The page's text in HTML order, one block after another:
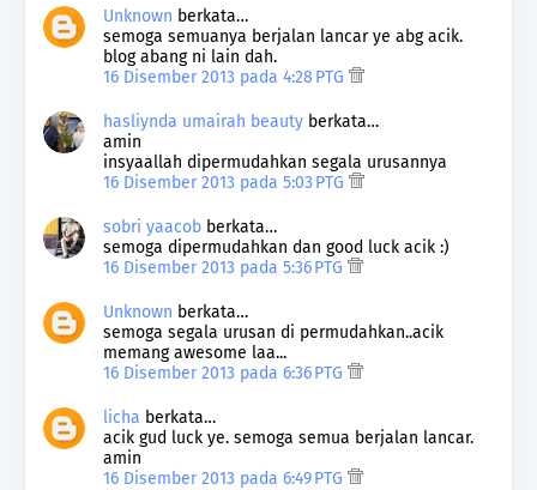
Unknown berkata…
semoga semuanya berjalan lancar ye abg acik.
blog abang ni lain dah.
16 Disember 2013 pada 4:28 PTG
hasliynda umairah beauty berkata…
amin
insyaallah dipermudahkan segala urusannya
16 Disember 2013 pada 5:03 PTG
sobri yaacob berkata…
semoga dipermudahkan dan good luck acik :)
16 Disember 2013 pada 5:36 PTG
Unknown berkata…
semoga segala urusan di permudahkan..acik
memang awesome laa...
16 Disember 2013 pada 6:36 PTG
licha berkata…
acik gud luck ye. semoga semua berjalan lancar.
amin
16 Disember 2013 pada 6:49 PTG